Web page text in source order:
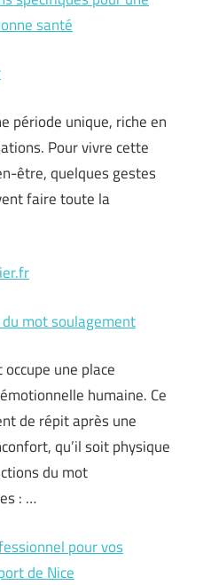
santé
période unique, riche en
Pour vivre cette
être, quelques gestes
faire toute la
mot soulagement
une place
humaine. Ce
de répit après une
qu’il soit physique
du mot
: …
pour vos
de Nice